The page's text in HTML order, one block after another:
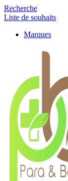
Recherche
Liste de souhaits
Marques